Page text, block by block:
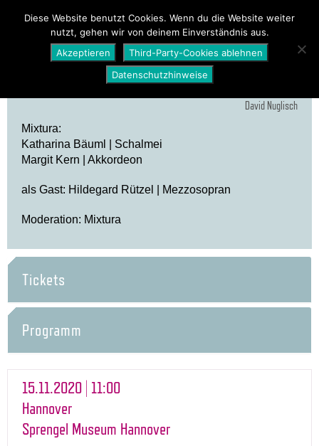
PROGRAMM ÜBER UNS NEWS
David Nuglisch
Mixtura:
Katharina Bäuml | Schalmei
Margit Kern | Akkordeon
als Gast: Hildegard Rützel | Mezzosopran
Moderation: Mixtura
Tickets
Programm
15.11.2020 | 11:00
Hannover
Sprengel Museum Hannover
Diese Website benutzt Cookies. Wenn du die Website weiter
nutzt, gehen wir von deinem Einverständnis aus.
Akzeptieren
Third-Party-Cookies ablehnen
Datenschutzhinweise